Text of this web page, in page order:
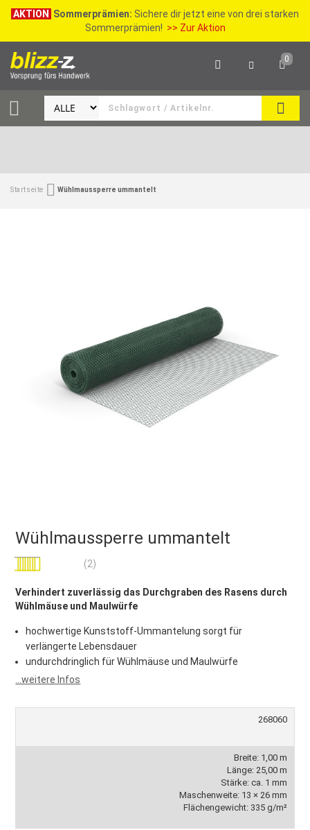
AKTION Sommerprämien: Sichere dir jetzt eine von drei starken
Sommerprämien! >> Zur Aktion
0
Startseite Wühlmaussperre ummantelt
Wühlmaussperre ummantelt
Bewertung: (2)
Verhindert zuverlässig das Durchgraben des Rasens durch
Wühlmäuse und Maulwürfe
hochwertige Kunststoff-Ummantelung sorgt für
verlängerte Lebensdauer
undurchdringlich für Wühlmäuse und Maulwürfe
...weitere Infos
268060
Breite: 1,00 m
Länge: 25,00 m
Stärke: ca. 1 mm
Maschenweite: 13 × 26 mm
Flächengewicht: 335 g/m²